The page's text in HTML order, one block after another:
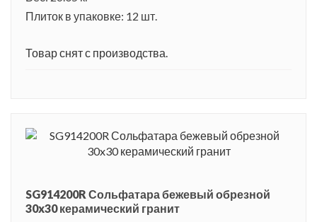
Плиток в упаковке: 12 шт.
Товар снят с производства.
SG914200R Сольфатара бежевый обрезной
30x30 керамический гранит